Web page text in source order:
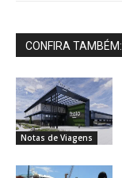
CONFIRA TAMBÉM:
Notas de Viagens